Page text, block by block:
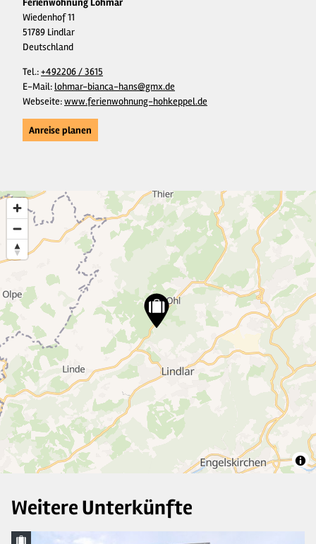
Ferienwohnung Lohmar
Wiedenhof 11
51789 Lindlar
Deutschland
Tel.:+492206 / 3615
E-Mail: lohmar-bianca-hans@gmx.de
Webseite:www.ferienwohnung-hohkeppel.de
Anreise planen
7
29
9
2
3
2
Weitere Unterkünfte